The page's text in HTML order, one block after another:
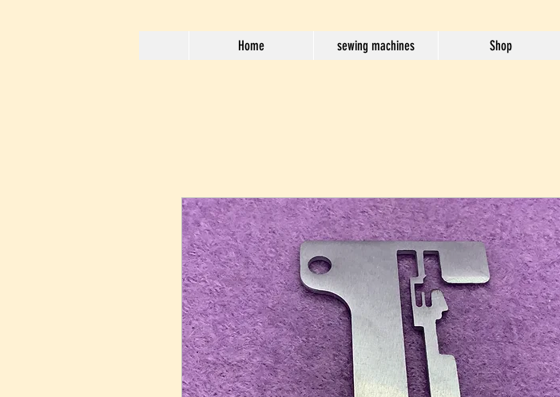
Home sewing machines Shop